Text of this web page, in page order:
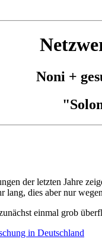
Noni +
der letzten Jahre
dies aber nur
einmal grob
in Deutschland